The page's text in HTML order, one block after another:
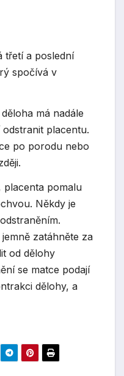
třetí a poslední
spočívá v
má nadále
placentu.
po porodu nebo
placenta pomalu
Někdy je
zatáhněte za
od dělohy
se matce podají
dělohy, a